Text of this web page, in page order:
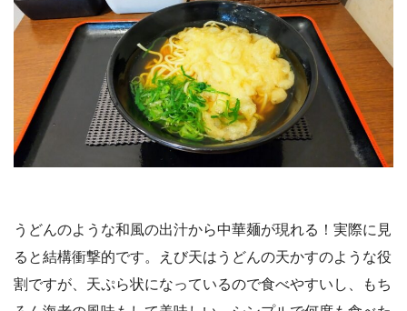
うどんのような和風の出汁から中華麺が現れる！実際に見
ると結構衝撃的です。えび天はうどんの天かすのような役
割ですが、天ぷら状になっているので食べやすいし、もち